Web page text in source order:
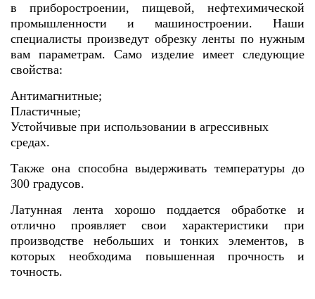
в приборостроении, пищевой, нефтехимической
промышленности и машиностроении. Наши
специалисты произведут обрезку ленты по нужным
вам параметрам. Само изделие имеет следующие
свойства:
Антимагнитные;
Пластичные;
Устойчивые при использовании в агрессивных
средах.
Также она способна выдерживать температуры до
300 градусов.
Латунная лента хорошо поддается обработке и
отлично проявляет свои характеристики при
производстве небольших и тонких элементов, в
которых необходима повышенная прочность и
точность.